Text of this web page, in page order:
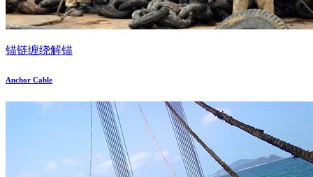
锚链缠绕解锚
Anchor Cable